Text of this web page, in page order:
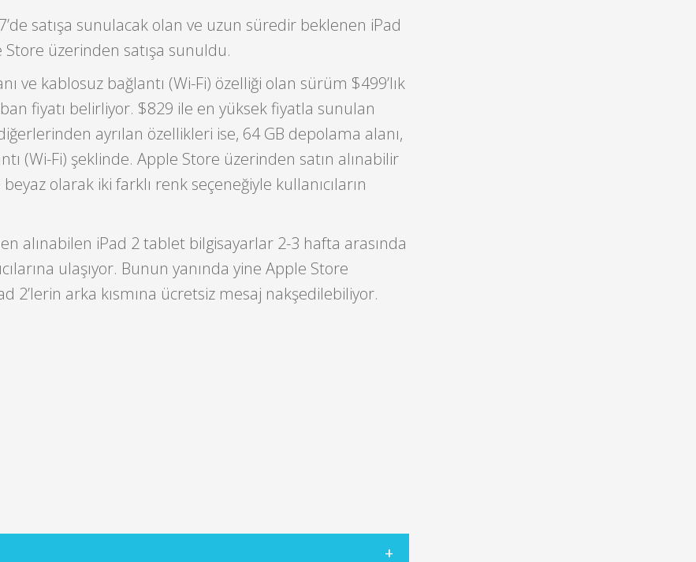
satışa sunulacak olan ve uzun süredir beklenen iPad
üzerinden satışa sunuldu.
ve kablosuz bağlantı (Wi-Fi) özelliği olan sürüm $499’lık
fiyatı belirliyor. $829 ile en yüksek fiyatla sunulan
ayrılan özellikleri ise, 64 GB depolama alanı,
(Wi-Fi) şeklinde. Apple Store üzerinden satın alınabilir
olarak iki farklı renk seçeneğiyle kullanıcıların
alınabilen iPad 2 tablet bilgisayarlar 2-3 hafta arasında
ulaşıyor. Bunun yanında yine Apple Store
2’lerin arka kısmına ücretsiz mesaj nakşedilebiliyor.